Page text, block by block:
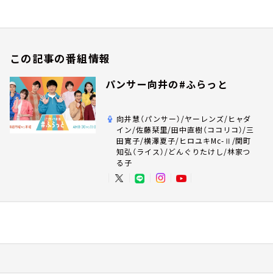
この記事の番組情報
パンサー向井の#ふらっと
向井慧（パンサー）/ヤーレンズ/ヒャダ
イン/佐藤栞里/田中直樹（ココリコ）/三
田寛子/横澤夏子/ヒロユキMc-Ⅱ/関町
知弘（ライス）/どんぐりたけし/林家つ
る子